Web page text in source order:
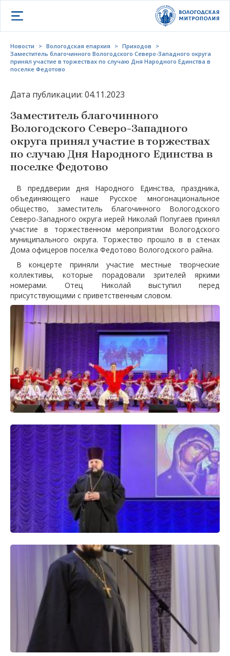
Открыть меню
Новости > Вологодская епархия > Приходов
>
Заместитель благочинного Вологодского Северо-Западного округа
принял участие в торжествах по случаю Дня Народного Единства в
поселке Федотово
Дата публикации: 04.11.2023
Заместитель благочинного
Вологодского Северо-Западного
округа принял участие в торжествах
по случаю Дня Народного Единства в
поселке Федотово
В преддверии дня Народного Единства, праздника,
объединяющего наше Русское многонациональное
общество, заместитель благочинного Вологодского
Северо-Западного округа иерей Николай Попугаев принял
участие в торжественном мероприятии Вологодского
муниципального округа. Торжество прошло в в стенах
Дома офицеров поселка Федотово Вологодского райна.
В концерте приняли участие местные творческие
коллективы, которые порадовали зрителей яркими
номерами. Отец Николай выступил перед
присутствующими с приветственным словом.